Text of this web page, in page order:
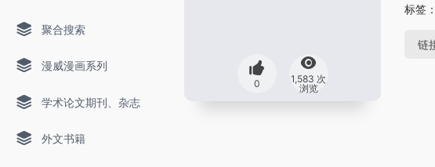
聚合搜索
漫威漫画系列
学术论文期刊、杂志
外文书籍
0
1,583 次
浏览
标签：
链